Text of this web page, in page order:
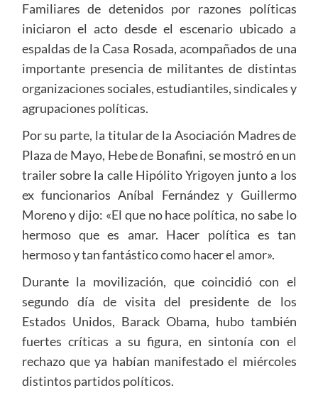
Familiares de detenidos por razones políticas
iniciaron el acto desde el escenario ubicado a
espaldas de la Casa Rosada, acompañados de una
importante presencia de militantes de distintas
organizaciones sociales, estudiantiles, sindicales y
agrupaciones políticas.
Por su parte, la titular de la Asociación Madres de
Plaza de Mayo, Hebe de Bonafini, se mostró en un
trailer sobre la calle Hipólito Yrigoyen junto a los
ex funcionarios Aníbal Fernández y Guillermo
Moreno y dijo: «El que no hace política, no sabe lo
hermoso que es amar. Hacer política es tan
hermoso y tan fantástico como hacer el amor».
Durante la movilización, que coincidió con el
segundo día de visita del presidente de los
Estados Unidos, Barack Obama, hubo también
fuertes críticas a su figura, en sintonía con el
rechazo que ya habían manifestado el miércoles
distintos partidos políticos.